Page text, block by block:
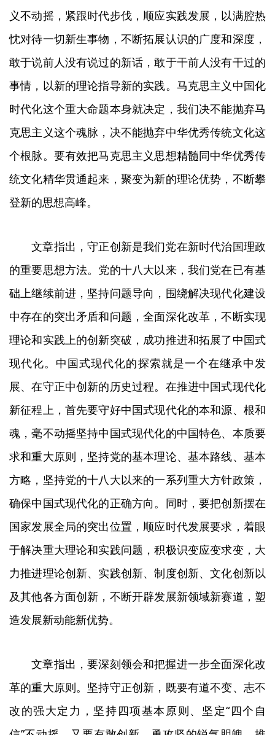
义不动摇，紧跟时代步伐，顺应实践发展，以满腔热
忱对待一切新生事物，不断拓展认识的广度和深度，
敢于说前人没有说过的新话，敢于干前人没有干过的
事情，以新的理论指导新的实践。马克思主义中国化
时代化这个重大命题本身就决定，我们决不能抛弃马
克思主义这个魂脉，决不能抛弃中华优秀传统文化这
个根脉。要有效把马克思主义思想精髓同中华优秀传
统文化精华贯通起来，聚变为新的理论优势，不断攀
登新的思想高峰。
文章指出，守正创新是我们党在新时代治国理政
的重要思想方法。党的十八大以来，我们党在已有基
础上继续前进，坚持问题导向，围绕解决现代化建设
中存在的突出矛盾和问题，全面深化改革，不断实现
理论和实践上的创新突破，成功推进和拓展了中国式
现代化。中国式现代化的探索就是一个在继承中发
展、在守正中创新的历史过程。在推进中国式现代化
新征程上，首先要守好中国式现代化的本和源、根和
魂，毫不动摇坚持中国式现代化的中国特色、本质要
求和重大原则，坚持党的基本理论、基本路线、基本
方略，坚持党的十八大以来的一系列重大方针政策，
确保中国式现代化的正确方向。同时，要把创新摆在
国家发展全局的突出位置，顺应时代发展要求，着眼
于解决重大理论和实践问题，积极识变应变求变，大
力推进理论创新、实践创新、制度创新、文化创新以
及其他各方面创新，不断开辟发展新领域新赛道，塑
造发展新动能新优势。
文章指出，要深刻领会和把握进一步全面深化改
革的重大原则。坚持守正创新，既要有道不变、志不
改的强大定力，坚持四项基本原则、坚定“四个自